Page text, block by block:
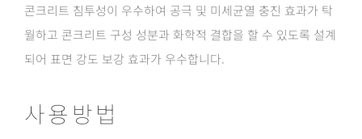
콘크리트 침투성이 우수하여 공극 및 미세균열 충진 효과가 탁
월하고 콘크리트 구성 성분과 화학적 결합을 할 수 있도록 설계
되어 표면 강도 보강 효과가 우수합니다.
사용방법